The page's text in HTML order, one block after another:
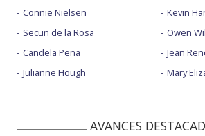
Connie Nielsen
Secun de la Rosa
Candela Peña
Julianne Hough
Kevin
Owen
Jean
Mary
AVANCES